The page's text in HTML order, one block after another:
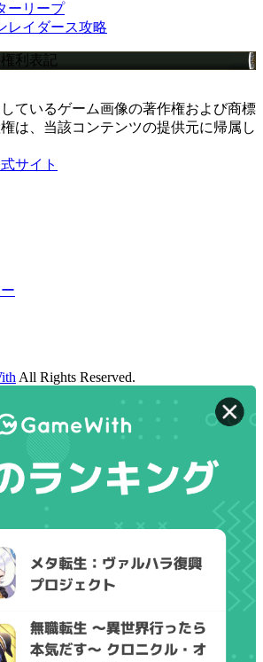
ーリープ
レイダース攻略
利表記
ているゲーム画像の著作権および商標
は、当該コンテンツの提供元に帰属し
サイト
All Rights Reserved.